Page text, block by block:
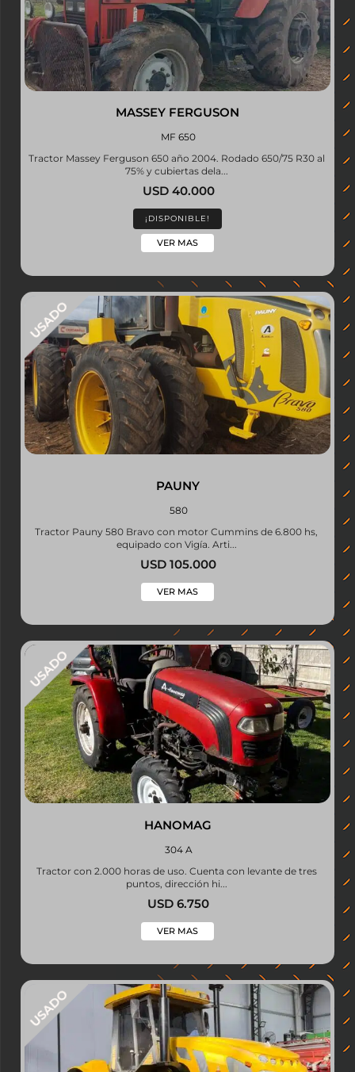
MASSEY FERGUSON
MF 650
Tractor Massey Ferguson 650 año 2004. Rodado 650/75 R30 al
75% y cubiertas dela...
USD 40.000
¡DISPONIBLE!
VER MAS
PAUNY
580
Tractor Pauny 580 Bravo con motor Cummins de 6.800 hs,
equipado con Vigía. Arti...
USD 105.000
VER MAS
HANOMAG
304 A
Tractor con 2.000 horas de uso. Cuenta con levante de tres
puntos, dirección hi...
USD 6.750
VER MAS